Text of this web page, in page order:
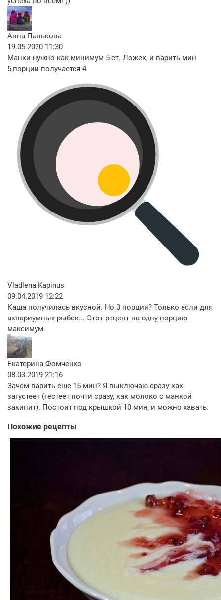
Анна Панькова
19.05.2020 11:30
Манки нужно как минимум 5 ст. Ложек, и варить мин
5,порции получается 4
Vladlena Kapinus
09.04.2019 12:22
Каша получилась вкусной. Но 3 порции? Только если для
аквариумных рыбок... Этот рецепт на одну порцию
максимум.
Екатерина Фомченко
08.03.2019 21:16
Зачем варить еще 15 мин? Я выключаю сразу как
загустеет (гестеет почти сразу, как молоко с манкой
закипит). Постоит под крышкой 10 мин, и можно хавать.
Похожие рецепты